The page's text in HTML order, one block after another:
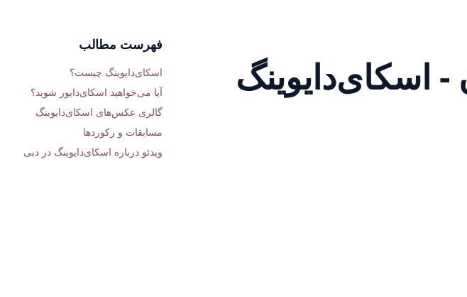
اسکای‌دایوینگ
فهرست مطالب
اسکای‌دایوینگ چیست؟
آیا می‌خواهید اسکای‌دایور شوید؟
گالری عکس‌های اسکای‌دایوینگ
مسابقات و رکوردها
ویدئو درباره اسکای‌دایوینگ در دبی